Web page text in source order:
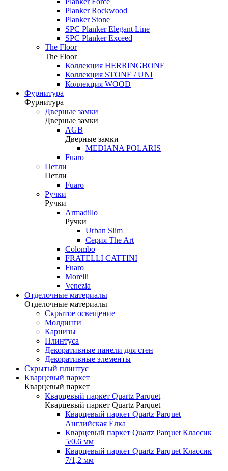
Planker Rockwood
Planker Stone
SPC Planker Elegant Line
SPC Planker Exceed
The Floor
The Floor
Коллекция HERRINGBONE
Коллекция STONE / UNI
Коллекция WOOD
Фурнитура
Фурнитура
Дверные замки
Дверные замки
AGB
Дверные замки
MEDIANA POLARIS
Fuaro
Петли
Петли
Fuaro
Ручки
Ручки
Armadillo
Ручки
Urban Slim
Серия The Art
Colombo
FRATELLI CATTINI
Fuaro
Morelli
Venezia
Отделочные материалы
Отделочные материалы
Скрытое освещение
Молдинги
Карнизы
Плинтуса
Декоративные панели для стен
Декоративные элементы
Скрытый плинтус
Кварцевый паркет
Кварцевый паркет
Кварцевый паркет Quartz Parquet
Кварцевый паркет Quartz Parquet
Кварцевый паркет Quartz Parquet
Английская Ёлка
Кварцевый паркет Quartz Parquet Классик
5/0.6 мм
Кварцевый паркет Quartz Parquet Классик
7/1,2 мм